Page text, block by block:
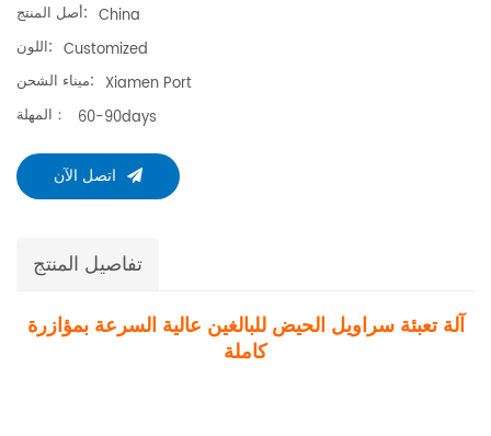
أصل المنتج: China
اللون: Customized
ميناء الشحن: Xiamen Port
المهلة：
60-90days
اتصل الآن
تفاصيل المنتج
آلة تعبئة سراويل الحيض للبالغين عالية السرعة بمؤازرة
كاملة